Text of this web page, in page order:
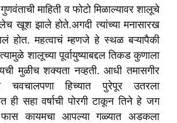
माहिती व फोटो मिळाल्यावर शालूचे
खूश झाले होते.अगदी त्यांच्या मनासारख
महत्वाचं म्हणजे हे स्थळ बऱ्यापैकी
त्यामुळे शालूच्या पूर्वायुष्याबद्दल तिकड कुणाला
मुळीच शक्यता नव्हती. आधी तमासगीर
हिच्यात पुरेपूर उतरला
ही सहा वर्षाची पोरगी टाकून तिने हे जग
कायमचा आपल्या गळ्यात अडकला